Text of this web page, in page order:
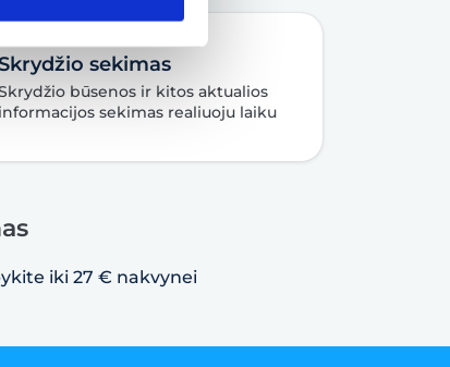
sekimas
būsenos ir kitos aktualios
informacijos sekimas realiuoju laiku
iki 27 € nakvynei